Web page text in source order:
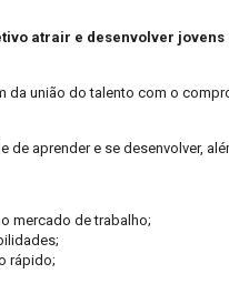
atrair e desenvolver
união do talento com o
de aprender e se desenvolver,
mercado de trabalho;
rápido;